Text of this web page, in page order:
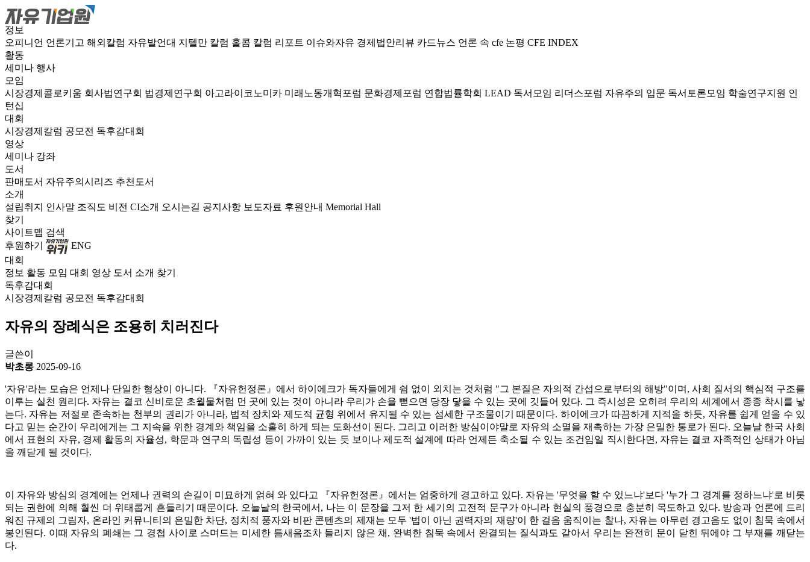
정보
오피니언 언론기고 해외칼럼 자유발언대 지텔만 칼럼 홀콤 칼럼 리포트 이슈와자유 경제법안리뷰 카드뉴스 언론 속 cfe 논평 CFE INDEX
활동
세미나 행사
모임
시장경제콜로키움 회사법연구회 법경제연구회 아고라이코노미카 미래노동개혁포럼 문화경제포럼 연합법률학회 LEAD 독서모임 리더스포럼 자유주의 입문 독서토론모임 학술연구지원 인
턴십
대회
시장경제칼럼 공모전 독후감대회
영상
세미나 강좌
도서
판매도서 자유주의시리즈 추천도서
소개
설립취지 인사말 조직도 비전 CI소개 오시는길 공지사항 보도자료 후원안내 Memorial Hall
찾기
사이트맵 검색
후원하기
ENG
대회
정보 활동 모임 대회 영상 도서 소개 찾기
독후감대회
시장경제칼럼 공모전 독후감대회
자유의 장례식은 조용히 치러진다
글쓴이
박초롱 2025-09-16
'자유'라는 모습은 언제나 단일한 형상이 아니다. 『자유헌정론』에서 하이에크가 독자들에게 쉼 없이 외치는 것처럼 "그 본질은 자의적 간섭으로부터의 해방"이며, 사회 질서의 핵심적 구조를
이루는 실천 원리다. 자유는 결코 신비로운 초월물처럼 먼 곳에 있는 것이 아니라 우리가 손을 뻗으면 당장 닿을 수 있는 곳에 깃들어 있다. 그 즉시성은 오히려 우리의 세계에서 종종 착시를 낳
는다. 자유는 저절로 존속하는 천부의 권리가 아니라, 법적 장치와 제도적 균형 위에서 유지될 수 있는 섬세한 구조물이기 때문이다. 하이에크가 따끔하게 지적을 하듯, 자유를 쉽게 얻을 수 있
다고 믿는 순간이 우리에게는 그 지속을 위한 경계와 책임을 소홀히 하게 되는 도화선이 된다. 그리고 이러한 방심이야말로 자유의 소멸을 재촉하는 가장 은밀한 통로가 된다. 오늘날 한국 사회
에서 표현의 자유, 경제 활동의 자율성, 학문과 연구의 독립성 등이 가까이 있는 듯 보이나 제도적 설계에 따라 언제든 축소될 수 있는 조건임일 직시한다면, 자유는 결코 자족적인 상태가 아님
을 깨닫게 될 것이다.
이 자유와 방심의 경계에는 언제나 권력의 손길이 미묘하게 얽혀 와 있다고 『자유헌정론』에서는 엄중하게 경고하고 있다. 자유는 '무엇을 할 수 있느냐'보다 '누가 그 경계를 정하느냐'로 비롯
되는 권한에 의해 훨씬 더 위태롭게 흔들리기 때문이다. 오늘날의 한국에서, 나는 이 문장을 그저 한 세기의 고전적 문구가 아니라 현실의 풍경으로 충분히 목도하고 있다. 방송과 언론에 드리
워진 규제의 그림자, 온라인 커뮤니티의 은밀한 차단, 정치적 풍자와 비판 콘텐츠의 제재는 모두 '법이 아닌 권력자의 재량'이 한 걸음 움직이는 찰나, 자유는 아무런 경고음도 없이 침묵 속에서
봉인된다. 이때 자유의 폐쇄는 그 경첩 사이로 스며드는 미세한 틈새음조차 들리지 않은 채, 완벽한 침묵 속에서 완결되는 질식과도 같아서 우리는 완전히 문이 닫힌 뒤에야 그 부재를 깨닫는
다.